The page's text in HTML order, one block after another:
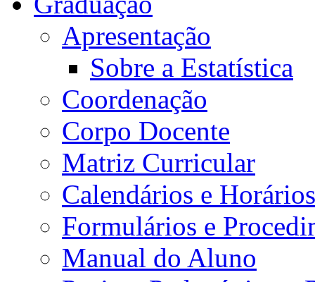
Apresentação
Sobre a Estatística
Coordenação
Corpo Docente
Matriz Curricular
Calendários e Horários
Formulários e
Manual do Aluno